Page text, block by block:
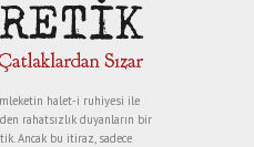
halet-i ruhiyesi ile
rahatsızlık duyanların bir
Ancak bu itiraz, sadece